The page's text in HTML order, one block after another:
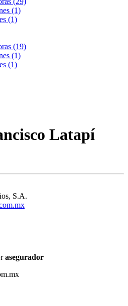
(1)
(1)
(19)
(1)
(1)
Latapí
S.A.
asegurador